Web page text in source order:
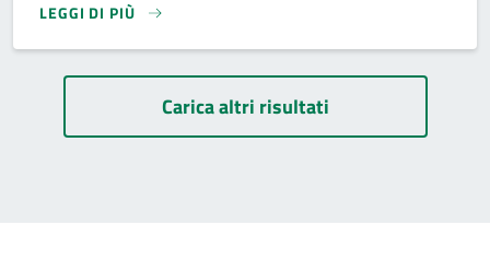
LEGGI DI PIÙ
PaginazioneCarica altri risultati